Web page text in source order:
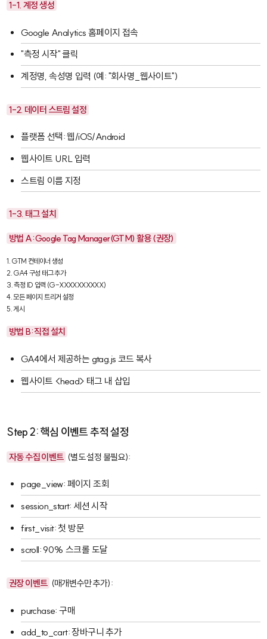
1-1. 계정 생성
Google Analytics 홈페이지 접속
"측정 시작" 클릭
계정명, 속성명 입력 (예: "회사명_웹사이트")
1-2. 데이터 스트림 설정
플랫폼 선택: 웹/iOS/Android
웹사이트 URL 입력
스트림 이름 지정
1-3. 태그 설치
방법 A: Google Tag Manager(GTM) 활용 (권장)
1. GTM 컨테이너 생성
2. GA4 구성 태그 추가
3. 측정 ID 입력 (G-XXXXXXXXXX)
4. 모든 페이지 트리거 설정
5. 게시
방법 B: 직접 설치
GA4에서 제공하는 gtag.js 코드 복사
웹사이트 <head> 태그 내 삽입
Step 2: 핵심 이벤트 추적 설정
자동 수집 이벤트 (별도 설정 불필요):
page_view: 페이지 조회
session_start: 세션 시작
first_visit: 첫 방문
scroll: 90% 스크롤 도달
권장 이벤트 (매개변수만 추가):
purchase: 구매
add_to_cart: 장바구니 추가